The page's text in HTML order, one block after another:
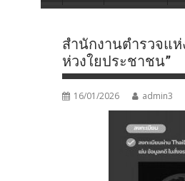
สำนักงานตำรวจแห่
ห่วงใยประชาชน”
16/01/2026 admin3